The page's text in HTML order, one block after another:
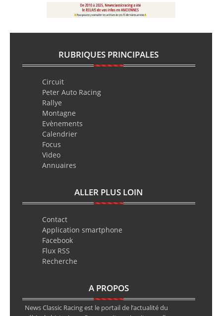
RUBRIQUES PRINCIPALES
Circuit
Peter Auto Racing
Rallye
Montagne
Evènements
Calendrier
Focus
Video
Annuaires
ALLER PLUS LOIN
Contact
Application smartphone
Facebook
Flux RSS
Recherche
A PROPOS
News Classic Racing est le portail de l’actualité du